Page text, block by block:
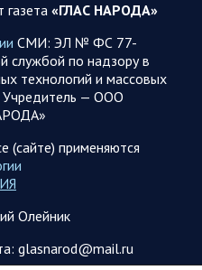
Минобороны РФ 8
под контроль населенный
Российские
сутки поразили…
удары по объектам в 8
противника насчитал
газета «ГЛАС НАРОДА»
СМИ: ЭЛ № ФС 77-
службой по надзору в
технологий и массовых
Учредитель — ООО
(сайте) применяются
Олейник
glasnarod@mail.ru